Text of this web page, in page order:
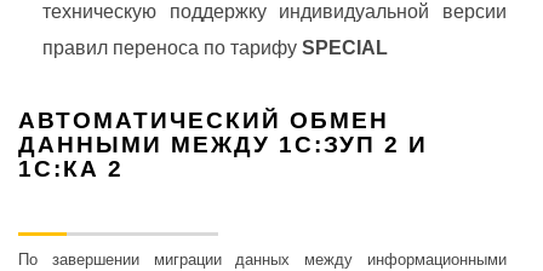
техническую поддержку индивидуальной версии
правил переноса по тарифу SPECIAL
АВТОМАТИЧЕСКИЙ ОБМЕН
ДАННЫМИ МЕЖДУ 1С:ЗУП 2 И
1С:КА 2
По завершении миграции данных между информационными